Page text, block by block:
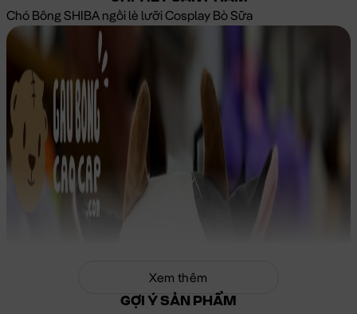
Chó Bông SHIBA ngồi lè lưỡi Cosplay Bò Sữa
Xem thêm
GỢI Ý SẢN PHẨM